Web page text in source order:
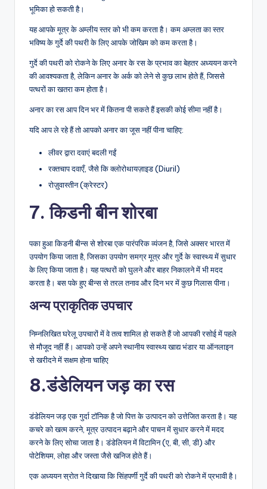
भूमिका हो सकती है।
यह आपके मूत्र के अम्लीय स्तर को भी कम करता है। कम अम्लता का स्तर
भविष्य के गुर्दे की पथरी के लिए आपके जोखिम को कम करता है।
गुर्दे की पथरी को रोकने के लिए अनार के रस के प्रभाव का बेहतर अध्ययन करने
की आवश्यकता है, लेकिन अनार के अर्क को लेने से कुछ लाभ होते हैं, जिससे
पत्थरों का खतरा कम होता है।
अनार का रस आप दिन भर में कितना पी सकते हैं इसकी कोई सीमा नहीं है।
यदि आप ले रहे हैं तो आपको अनार का जूस नहीं पीना चाहिए:
लीवर द्वारा दवाएं बदली गईं
रक्तचाप दवाएँ, जैसे कि क्लोरोथायज़ाइड (Diuril)
रोज़ुवास्तीन (क्रेस्टर)
7. किडनी बीन शोरबा
पका हुआ किडनी बीन्स से शोरबा एक पारंपरिक व्यंजन है, जिसे अक्सर भारत में
उपयोग किया जाता है, जिसका उपयोग समग्र मूत्र और गुर्दे के स्वास्थ्य में सुधार
के लिए किया जाता है। यह पत्थरों को घुलने और बाहर निकालने में भी मदद
करता है। बस पके हुए बीन्स से तरल तनाव और दिन भर में कुछ गिलास पीना।
अन्य प्राकृतिक उपचार
निम्नलिखित घरेलू उपचारों में वे तत्व शामिल हो सकते हैं जो आपकी रसोई में पहले
से मौजूद नहीं हैं। आपको उन्हें अपने स्थानीय स्वास्थ्य खाद्य भंडार या ऑनलाइन
से खरीदने में सक्षम होना चाहिए
8.डंडेलियन जड़ का रस
डंडेलियन जड़ एक गुर्दा टॉनिक है जो पित्त के उत्पादन को उत्तेजित करता है। यह
कचरे को खत्म करने, मूत्र उत्पादन बढ़ाने और पाचन में सुधार करने में मदद
करने के लिए सोचा जाता है। डंडेलियन में विटामिन (ए, बी, सी, डी) और
पोटेशियम, लोहा और जस्ता जैसे खनिज होते हैं।
एक अध्ययन स्रोत ने दिखाया कि सिंहपर्णी गुर्दे की पथरी को रोकने में प्रभावी है।